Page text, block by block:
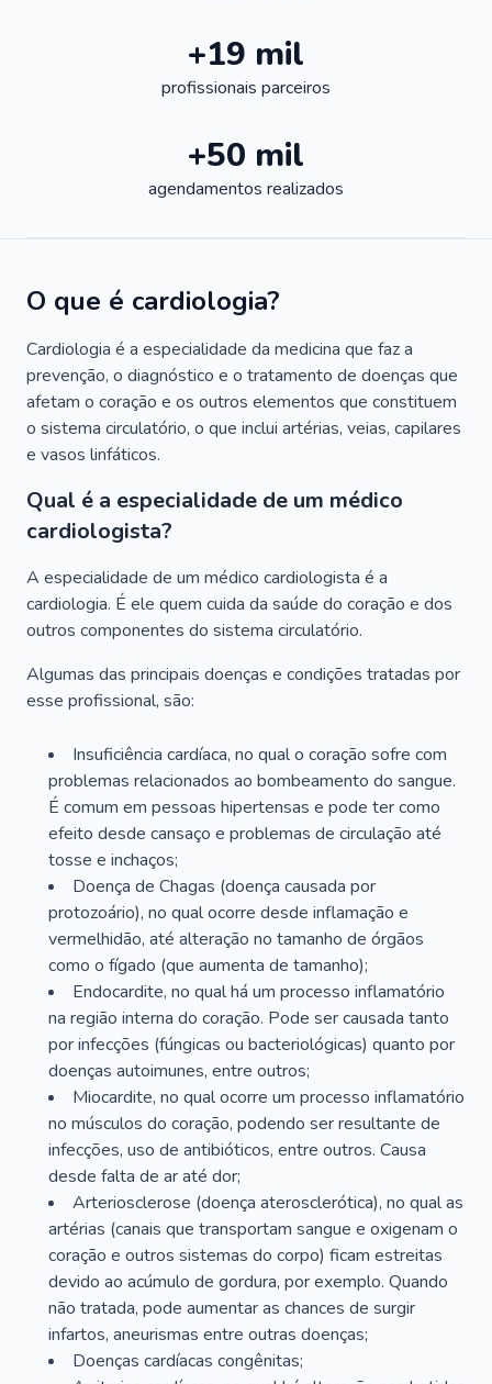
+19 mil
profissionais parceiros
+50 mil
agendamentos realizados
O que é cardiologia?
Cardiologia é a especialidade da medicina que faz a
prevenção, o diagnóstico e o tratamento de doenças que
afetam o coração e os outros elementos que constituem
o sistema circulatório, o que inclui artérias, veias, capilares
e vasos linfáticos.
Qual é a especialidade de um médico
cardiologista?
A especialidade de um médico cardiologista é a
cardiologia. É ele quem cuida da saúde do coração e dos
outros componentes do sistema circulatório.
Algumas das principais doenças e condições tratadas por
esse profissional, são:
Insuficiência cardíaca, no qual o coração sofre com
problemas relacionados ao bombeamento do sangue.
É comum em pessoas hipertensas e pode ter como
efeito desde cansaço e problemas de circulação até
tosse e inchaços;
Doença de Chagas (doença causada por
protozoário), no qual ocorre desde inflamação e
vermelhidão, até alteração no tamanho de órgãos
como o fígado (que aumenta de tamanho);
Endocardite, no qual há um processo inflamatório
na região interna do coração. Pode ser causada tanto
por infecções (fúngicas ou bacteriológicas) quanto por
doenças autoimunes, entre outros;
Miocardite, no qual ocorre um processo inflamatório
no músculos do coração, podendo ser resultante de
infecções, uso de antibióticos, entre outros. Causa
desde falta de ar até dor;
Arteriosclerose (doença aterosclerótica), no qual as
artérias (canais que transportam sangue e oxigenam o
coração e outros sistemas do corpo) ficam estreitas
devido ao acúmulo de gordura, por exemplo. Quando
não tratada, pode aumentar as chances de surgir
infartos, aneurismas entre outras doenças;
Doenças cardíacas congênitas;